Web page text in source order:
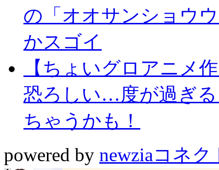
の「オオサンショウ
かスゴイ
【ちょいグロアニメ
恐ろしい…度が過ぎ
ちゃうかも！
powered by newziaコネク